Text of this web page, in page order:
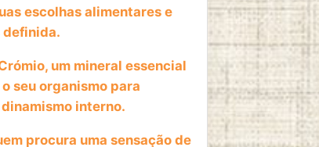
escolhas alimentares e
definida.
um mineral essencial
seu organismo para
interno.
procura uma sensação de